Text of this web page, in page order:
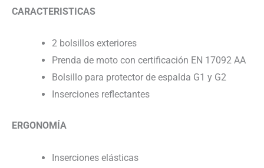
CARACTERISTICAS
2 bolsillos exteriores
Prenda de moto con certificación EN 17092 AA
Bolsillo para protector de espalda G1 y G2
Inserciones reflectantes
ERGONOMÍA
Inserciones elásticas